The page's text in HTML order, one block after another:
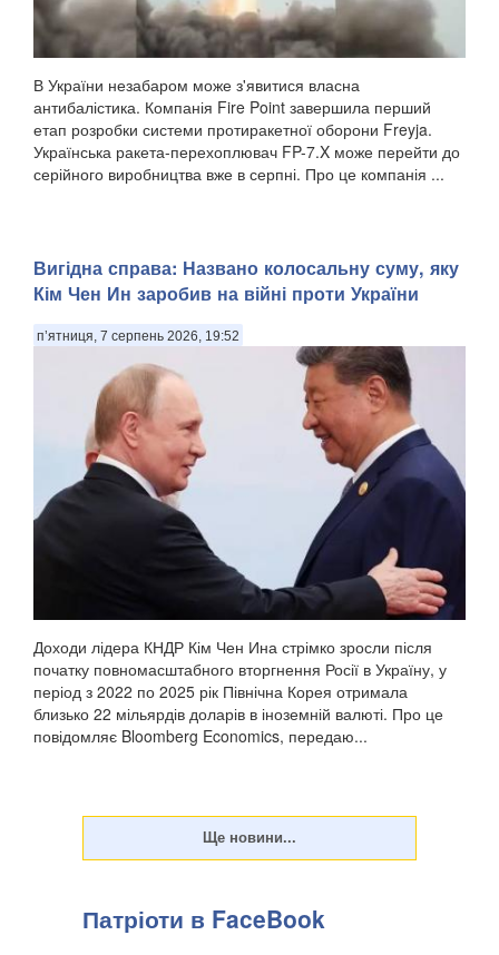
В України незабаром може з'явитися власна
антибалістика. Компанія Fire Point завершила перший
етап розробки системи протиракетної оборони Freyja.
Українська ракета-перехоплювач FP-7.X може перейти до
серійного виробництва вже в серпні. Про це компанія ...
Вигідна справа: Названо колосальну суму, яку
Кім Чен Ин заробив на війні проти України
п’ятниця, 7 серпень 2026, 19:52
Доходи лідера КНДР Кім Чен Ина стрімко зросли після
початку повномасштабного вторгнення Росії в Україну, у
період з 2022 по 2025 рік Північна Корея отримала
близько 22 мільярдів доларів в іноземній валюті. Про це
повідомляє Bloomberg Economics, передаю...
Патріоти в FaceBook